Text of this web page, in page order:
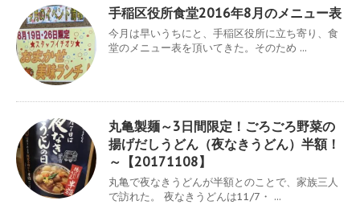
手稲区役所食堂2016年8月のメニュー表
今月は早いうちにと、手稲区役所に立ち寄り、食
堂のメニュー表を頂いてきた。そのため ...
丸亀製麺～3日間限定！ごろごろ野菜の
揚げだしうどん（夜なきうどん）半額！
～【20171108】
丸亀で夜なきうどんが半額とのことで、家族三人
で訪れた。 夜なきうどんは11/7・ ...